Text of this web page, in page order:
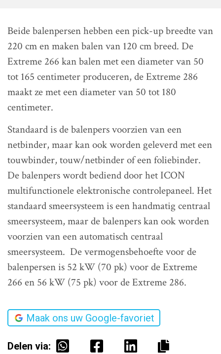
Beide balenpersen hebben een pick-up breedte van
220 cm en maken balen van 120 cm breed. De
Extreme 266 kan balen met een diameter van 50
tot 165 centimeter produceren, de Extreme 286
maakt ze met een diameter van 50 tot 180
centimeter.
Standaard is de balenpers voorzien van een
netbinder, maar kan ook worden geleverd met een
touwbinder, touw/netbinder of een foliebinder.
De balenpers wordt bediend door het ICON
multifunctionele elektronische controlepaneel. Het
standaard smeersysteem is een handmatig centraal
smeersysteem, maar de balenpers kan ook worden
voorzien van een automatisch centraal
smeersysteem. De vermogensbehoefte voor de
balenpersen is 52 kW (70 pk) voor de Extreme
266 en 56 kW (75 pk) voor de Extreme 286.
Maak ons uw Google-favoriet
Delen via: